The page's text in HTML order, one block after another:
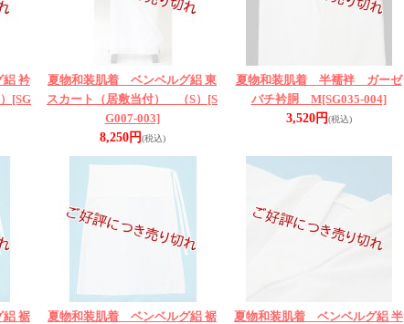
衿
[SG
夏物和装肌着 ベンベルグ絽 東
スカート（居敷当付） （S） [S
G007-003]
8,250円(税込)
夏物和装肌着 半襦袢 ガーゼ
バチ衿胴 M[SG035-004]
3,520円(税込)
裾
夏物和装肌着 ベンベルグ絽 裾
夏物和装肌着 ベンベルグ絽 半